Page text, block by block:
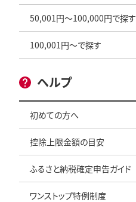
50,001円～100,000円で探す
100,001円～で探す
ヘルプ
初めての方へ
控除上限金額の目安
ふるさと納税確定申告ガイド
ワンストップ特例制度